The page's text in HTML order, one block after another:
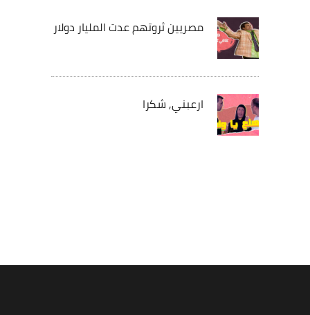
مصريين ثروتهم عدت المليار دولار
ارعبني, شكرا